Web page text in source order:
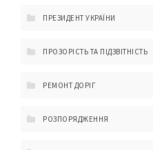
ПРЕЗИДЕНТ УКРАЇНИ
ПРОЗОРІСТЬ ТА ПІДЗВІТНІСТЬ
РЕМОНТ ДОРІГ
РОЗПОРЯДЖЕННЯ